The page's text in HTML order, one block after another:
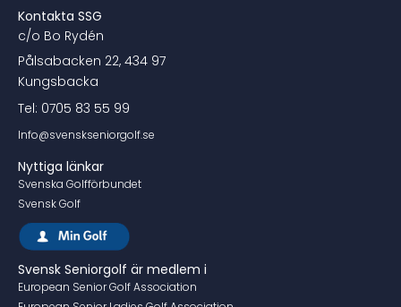
Kontakta SSG
c/o Bo Rydén
Pålsabacken 22, 434 97
Kungsbacka
Tel: 0705 83 55 99
Info@svenskseniorgolf.se
Nyttiga länkar
Svenska Golfförbundet
Svensk Golf
Svensk Seniorgolf är medlem i
European Senior Golf Association